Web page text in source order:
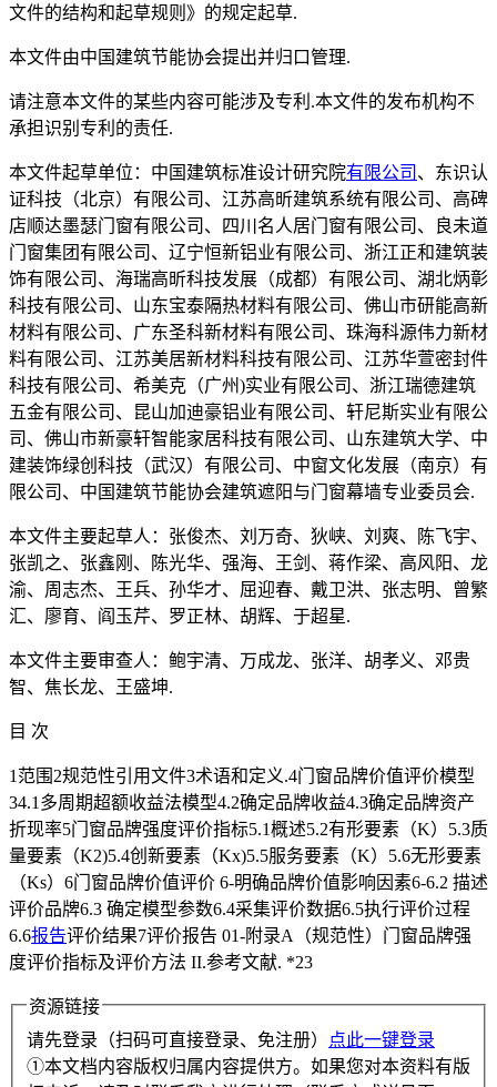
文件的结构和起草规则》的规定起草.
本文件由中国建筑节能协会提出并归口管理.
请注意本文件的某些内容可能涉及专利.本文件的发布机构不
承担识别专利的责任.
本文件起草单位：中国建筑标准设计研究院有限公司 、东识认
证科技（北京）有限公司、江苏高昕建筑系统有限公司、高碑
店顺达墨瑟门窗有限公司、四川名人居门窗有限公司、良未道
门窗集团有限公司、辽宁恒新铝业有限公司、浙江正和建筑装
饰有限公司、海瑞高昕科技发展（成都）有限公司、湖北炳彰
科技有限公司、山东宝泰隔热材料有限公司、佛山市研能高新
材料有限公司、广东圣科新材料有限公司、珠海科源伟力新材
料有限公司、江苏美居新材料科技有限公司、江苏华萱密封件
科技有限公司、希美克（广州)实业有限公司、浙江瑞德建筑
五金有限公司、昆山加迪豪铝业有限公司、轩尼斯实业有限公
司、佛山市新豪轩智能家居科技有限公司、山东建筑大学、中
建装饰绿创科技（武汉）有限公司、中窗文化发展（南京）有
限公司、中国建筑节能协会建筑遮阳与门窗幕墙专业委员会.
本文件主要起草人：张俊杰、刘万奇、狄峡、刘爽、陈飞宇、
张凯之、张鑫刚、陈光华、强海、王剑、蒋作梁、高风阳、龙
渝、周志杰、王兵、孙华才、屈迎春、戴卫洪、张志明、曾繁
汇、廖育、阎玉芹、罗正林、胡辉、于超星.
本文件主要审查人：鲍宇清、万成龙、张洋、胡孝义、邓贵
智、焦长龙、王盛坤.
目 次
1范围2规范性引用文件3术语和定义.4门窗品牌价值评价模型
34.1多周期超额收益法模型4.2确定品牌收益4.3确定品牌资产
折现率5门窗品牌强度评价指标5.1概述5.2有形要素（K）5.3质
量要素（K2)5.4创新要素（Kx)5.5服务要素（K）5.6无形要素
（Ks）6门窗品牌价值评价 6-明确品牌价值影响因素6-6.2 描述
评价品牌6.3 确定模型参数6.4采集评价数据6.5执行评价过程
6.6报告评价结果7评价报告 01-附录A（规范性）门窗品牌强
度评价指标及评价方法 II.参考文献. *23
资源链接
请先登录（扫码可直接登录、免注册）
点此一键登录
①本文档内容版权归属内容提供方。如果您对本资料有版